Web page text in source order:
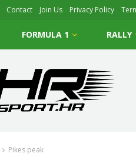
Contact Join Us Privacy Policy
FORMULA 1 RALLY
Pikes peak